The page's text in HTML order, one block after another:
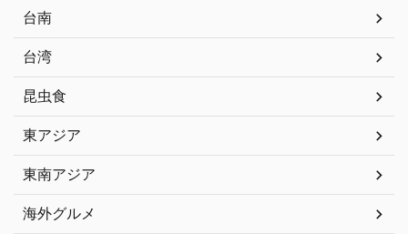
台南
台湾
昆虫食
東アジア
東南アジア
海外グルメ